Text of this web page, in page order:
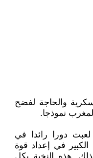
والحاجة لفضح
نموذجا.
دورا رائدا في
في إعداد قوة